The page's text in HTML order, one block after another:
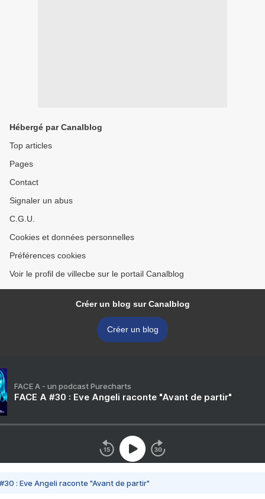
Hébergé par Canalblog
Top articles
Pages
Contact
Signaler un abus
C.G.U.
Cookies et données personnelles
Préférences cookies
Voir le profil de villecbe sur le portail Canalblog
Créer un blog sur Canalblog
Créer un blog
FACE A - un podcast Purecharts
FACE A #30 : Eve Angeli raconte "Avant de partir"
#30 : Eve Angeli raconte "Avant de partir"